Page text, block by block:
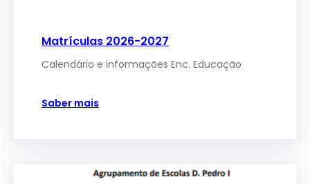
Matrículas 2026-2027
Calendário e informações Enc. Educação
Saber mais